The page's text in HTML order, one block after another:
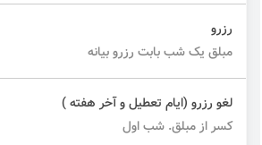
رزرو
مبلق یک شب بابت رزرو بیانه
لغو رزرو (ایام تعطیل و آخر هفته )
کسر از مبلق. شب اول